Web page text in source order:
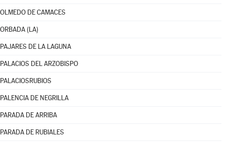
OLMEDO DE CAMACES
ORBADA (LA)
PAJARES DE LA LAGUNA
PALACIOS DEL ARZOBISPO
PALACIOSRUBIOS
PALENCIA DE NEGRILLA
PARADA DE ARRIBA
PARADA DE RUBIALES